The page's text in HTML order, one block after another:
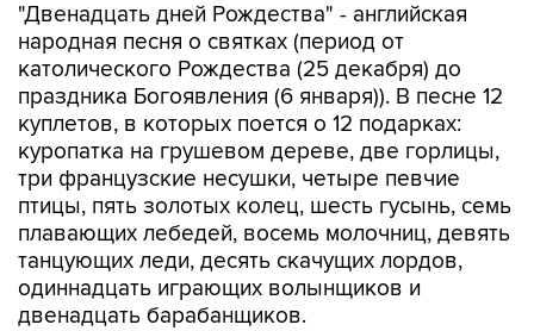
"Двенадцать дней Рождества" - английская
народная песня о святках (период от
католического Рождества (25 декабря) до
праздника Богоявления (6 января)). В песне 12
куплетов, в которых поется о 12 подарках:
куропатка на грушевом дереве, две горлицы,
три французские несушки, четыре певчие
птицы, пять золотых колец, шесть гусынь, семь
плавающих лебедей, восемь молочниц, девять
танцующих леди, десять скачущих лордов,
одиннадцать играющих волынщиков и
двенадцать барабанщиков.